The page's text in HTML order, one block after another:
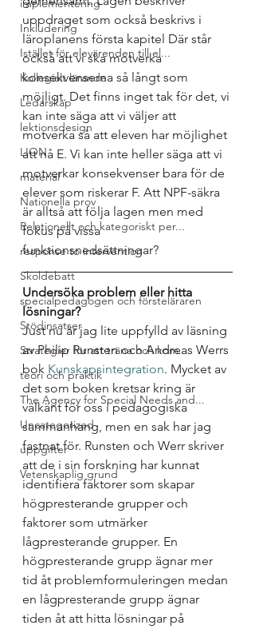
implementering
Inkludering
Istället för elevärenden till el...
Kollegialt lärande
Ledarskap
lektionsdesign
LION
material
Nationella prov
Relationellt och kategoriskt per...
response to intervention
Skoldebatt
specialpedagogen och försteläraren
Stödinsatser
Strategier för att träna och kom...
teori och praktik
The Agency for Special Needs and...
Uncategorized
uppgifter
Vetenskaplig grund
uppdraget som också beskrivs i
läroplanens första kapitel Där står
också att vi ska motverka
konsekvenserna så långt som
möjligt. Det finns inget tak för det, vi
kan inte säga att vi väljer att
motverka så att eleven har möjlighet
att nå E. Vi kan inte heller säga att vi
motverkar konsekvenser bara för de
elever som riskerar F. Att NPF-säkra
är alltså att följa lagen men med
fokus på vissa
funktionsnedsättningar?
Undersöka problem eller hitta
lösningar?
Just nu är jag lite uppfylld av läsning
av Philip Runsten och Andreas Werrs
bok Kunskapsintegration. Mycket av
det som boken kretsar kring är
välkänt för oss i pedagogiska
sammanhang, men en sak har jag
fastnat för. Runsten och Werr skriver
att de i sin forskning har kunnat
identifiera faktorer som skapar
högpresterande grupper och
faktorer som utmärker
lågpresterande grupper. En
högpresterande grupp ägnar mer
tid åt problemformuleringen medan
en lågpresterande grupp ägnar
tiden åt att hitta lösningar på